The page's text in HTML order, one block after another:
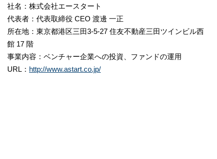
社名：株式会社エースタート
代表者：代表取締役 CEO 渡邊 一正
所在地：東京都港区三田3-5-27 住友不動産三田ツインビル西
館 17 階
事業内容：ベンチャー企業への投資、ファンドの運用
URL： http://www.astart.co.jp/